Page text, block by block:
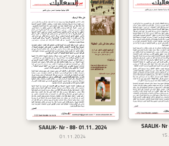
SAALIK- تحميل
SAALIK- Nr - 88- 01.11..2024
01.11.2024